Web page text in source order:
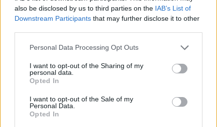
also be disclosed by us to third parties on the IAB’s List of
Downstream Participants that may further disclose it to other
Please note that this website/app uses one or more Google
not limited to your visit or usage behaviour. You may click to
grant or deny consent to Google and its third-party tags to
use your data for below specified purposes in below Google
consent section.
Personal Data Processing Opt Outs
I want to opt-out of the Sharing of my
personal data.
Opted In
I want to opt-out of the Sale of my
Personal Data.
Opted In
Kelsea Ballerini ABODI
Fotó:Facebook/ABODI/Billboard
Az új Taylor Swiftnek kikiáltott 23 éves country-pop-
sztár, Kelsea Ballerini, aki amúgy éppen a neves
zenei szaklap, a Billboard magazin címlapsztárja,
szintén egy pompás ABODI ruhában pózol az idei
Grammy-jelölteket bemutató anyagban. A márka
idén gőzerővel halad előre, csak így tovább!